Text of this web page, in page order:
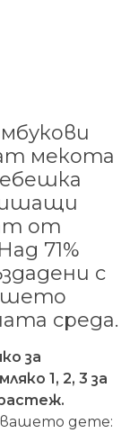
мекота
от
71%
с
среда.
за
1, 2, 3 за
вашето дете: